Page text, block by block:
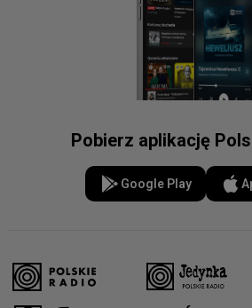
Pobierz aplikację
Google Play